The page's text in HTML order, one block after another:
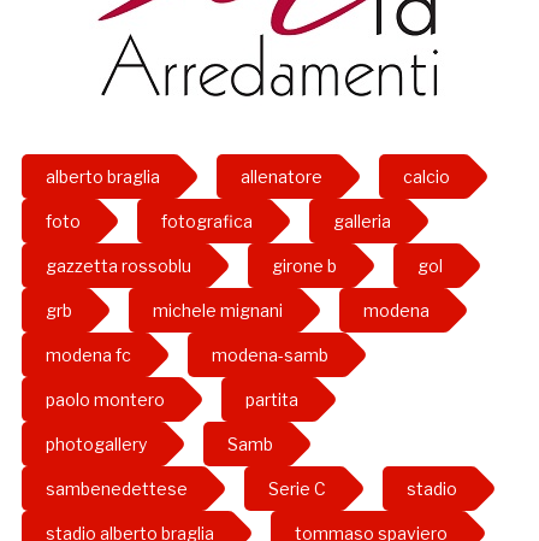
alberto braglia allenatore calcio
foto fotografica galleria
gazzetta rossoblu girone b gol
grb michele mignani modena
modena fc modena-samb
paolo montero partita
photogallery Samb
sambenedettese Serie C stadio
stadio alberto braglia tommaso spaviero